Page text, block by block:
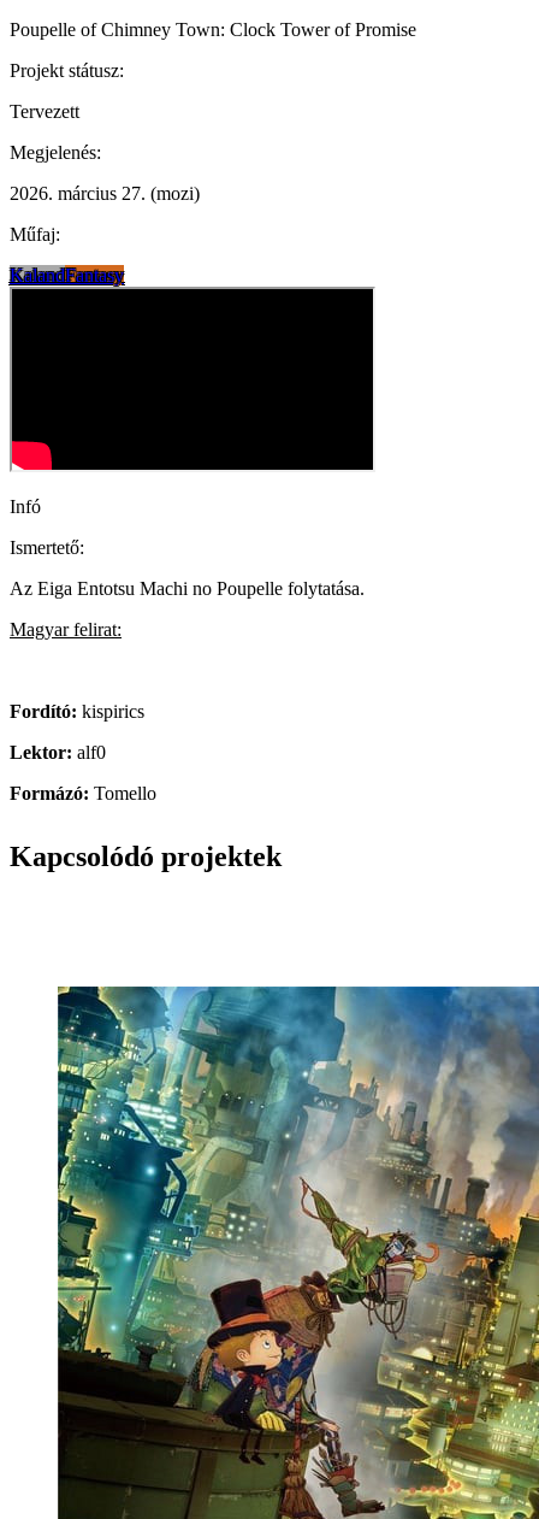
Poupelle of Chimney Town: Clock Tower of Promise
Projekt státusz:
Tervezett
Megjelenés:
2026. március 27. (mozi)
Műfaj:
KalandFantasy
Infó
Ismertető:
Az Eiga Entotsu Machi no Poupelle folytatása.
Magyar felirat:
Fordító: kispirics
Lektor: alf0
Formázó: Tomello
Kapcsolódó projektek